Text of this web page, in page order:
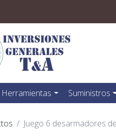
Herramientas Suministros
Juego 6 desarmadores